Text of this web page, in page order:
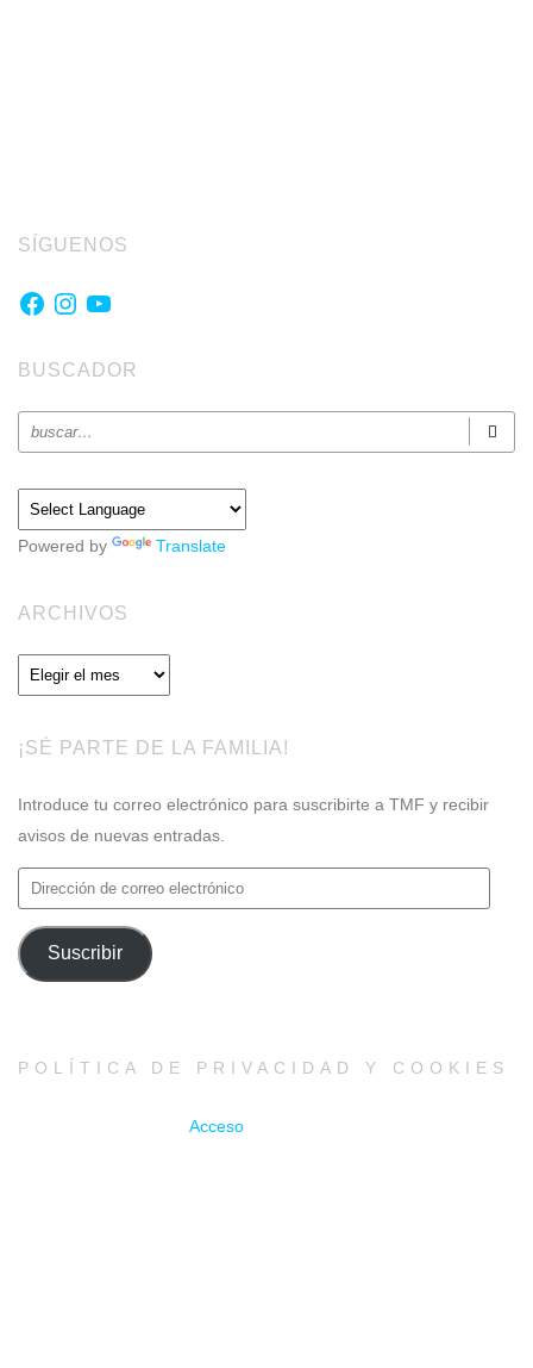
SÍGUENOS
Facebook
Instagram
YouTube
BUSCADOR
Powered by Translate
ARCHIVOS
Archivos
¡SÉ PARTE DE LA FAMILIA!
Introduce tu correo electrónico para suscribirte a TMF y recibir
avisos de nuevas entradas.
Dirección
de
correo
electrónico
Suscribir
POLÍTICA DE PRIVACIDAD Y COOKIES
Acceso